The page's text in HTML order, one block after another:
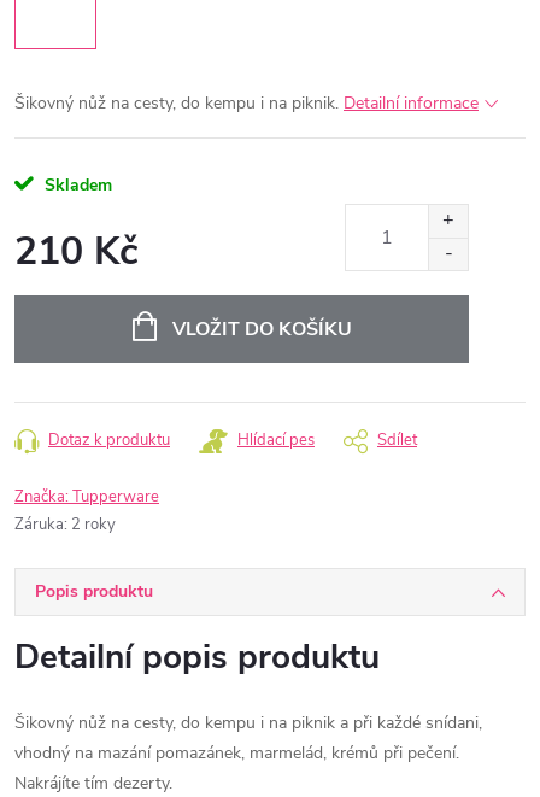
Šikovný nůž na cesty, do kempu i na piknik. Detailní informace
Skladem
210 Kč
VLOŽIT DO KOŠÍKU
Dotaz k produktu Hlídací pes Sdílet
Značka:Tupperware
Záruka: 2 roky
Popis produktu
Detailní popis produktu
Šikovný nůž na cesty, do kempu i na piknik a při každé snídani,
vhodný na mazání pomazánek, marmelád, krémů při pečení.
Nakrájíte tím dezerty.